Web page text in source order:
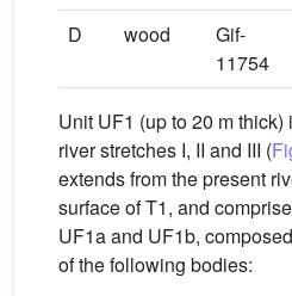
D wood
Gif-
11754
Unit UF1 (up to 20 m
river stretches I, II and III (
extends from the present
surface of T1, and
UF1a and UF1b,
of the following bodies: